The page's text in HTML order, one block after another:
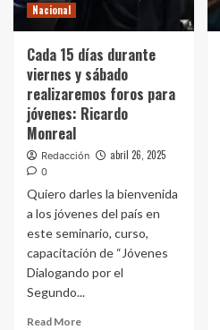
Nacional
Cada 15 días durante
viernes y sábado
realizaremos foros para
jóvenes: Ricardo
Monreal
Redacción abril 26, 2025
0
Quiero darles la bienvenida
a los jóvenes del país en
este seminario, curso,
capacitación de “Jóvenes
Dialogando por el
Segundo...
Read More